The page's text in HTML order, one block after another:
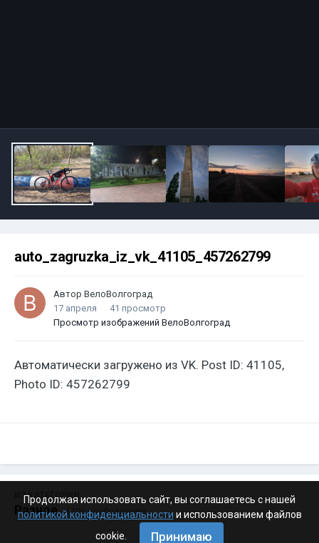
auto_zagruzka_iz_vk_41105_457262799
Автор ВелоВолгоград
17 апреля
41 просмотр
Просмотр изображений ВелоВолгоград
Автоматически загружено из VK. Post ID: 41105,
Photo ID: 457262799
ИЗ КАТЕГОРИИ:
Разное · 4 199 изображений
Продолжая использовать сайт, вы соглашаетесь с нашей
политикой конфиденциальности и использованием файлов
cookie.
Принимаю